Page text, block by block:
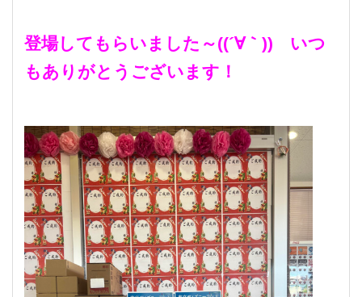
登場してもらいました～((´∀｀)) いつ
もありがとうございます！